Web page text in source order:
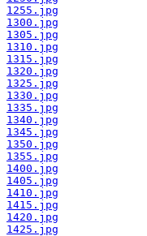
1255.jpg
1300.jpg
1305.jpg
1310.jpg
1315.jpg
1320.jpg
1325.jpg
1330.jpg
1335.jpg
1340.jpg
1345.jpg
1350.jpg
1355.jpg
1400.jpg
1405.jpg
1410.jpg
1415.jpg
1420.jpg
1425.jpg